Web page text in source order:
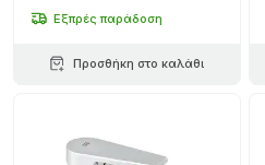
Εξπρές παράδοση
Προσθήκη στο καλάθι